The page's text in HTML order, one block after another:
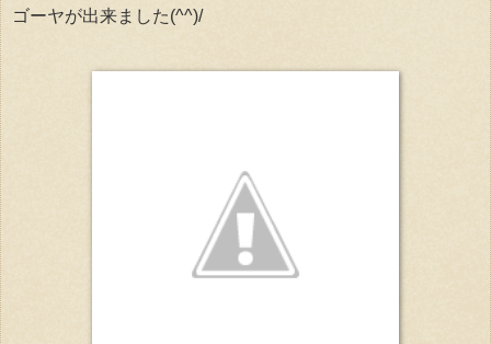
ゴーヤが出来ました(^^)/